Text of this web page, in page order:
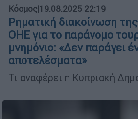
Κόσμος|19.08.2025 22:19
Ρηματική διακοίνωση
ΟΗΕ για το παράνομο
μνημόνιο: «Δεν παράγει
αποτελέσματα»
Τι αναφέρει η Κυπριακή